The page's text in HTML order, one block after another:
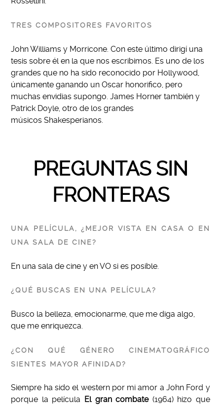
TRES COMPOSITORES FAVORITOS
John Williams y Morricone. Con este último dirigí una
tesis sobre él en la que nos escribimos. Es uno de los
grandes que no ha sido reconocido por Hollywood,
únicamente ganando un Oscar honorifico, pero
muchas envidias supongo. James Horner también y
Patrick Doyle, otro de los grandes
músicos Shakesperianos.
PREGUNTAS SIN
FRONTERAS
UNA PELÍCULA, ¿MEJOR VISTA EN CASA O EN
UNA SALA DE CINE?
En una sala de cine y en VO si es posible.
¿QUÉ BUSCAS EN UNA PELÍCULA?
Busco la belleza, emocionarme, que me diga algo,
que me enriquezca.
¿CON QUÉ GÉNERO CINEMATOGRÁFICO
SIENTES MAYOR AFINIDAD?
Siempre ha sido el western por mi amor a John Ford y
porque la película El gran combate(1964) hizo que